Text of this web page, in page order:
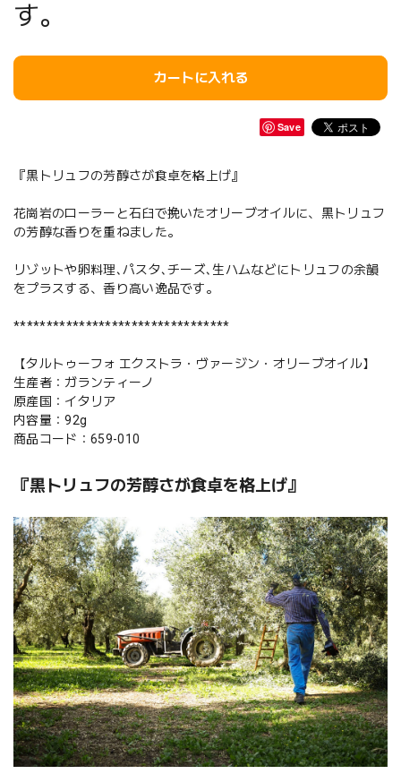
す。
カートに入れる
Save
『黒トリュフの芳醇さが食卓を格上げ』
花崗岩のローラーと石臼で挽いたオリーブオイルに、黒トリュフ
の芳醇な香りを重ねました。
リゾットや卵料理､パスタ､チーズ､生ハムなどにトリュフの余韻
をプラスする、香り高い逸品です。
*********************************
【タルトゥーフォ エクストラ・ヴァージン・オリーブオイル】
生産者：ガランティーノ
原産国：イタリア
内容量：92g
商品コード：659-010
『黒トリュフの芳醇さが食卓を格上げ』